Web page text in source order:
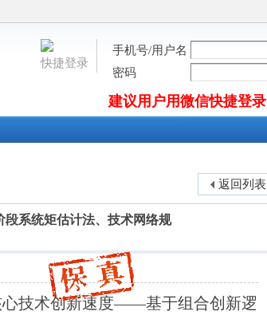
手机号/用户名
密码
建议用户用微信快捷登录
快捷登录
返回列表
系统矩估计法、技术网络规
心技术创新速度——基于组合创新逻